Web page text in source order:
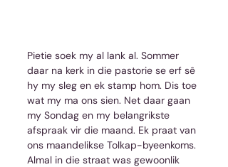
Pietie soek my al lank al. Sommer
daar na kerk in die pastorie se erf sê
hy my sleg en ek stamp hom. Dis toe
wat my ma ons sien. Net daar gaan
my Sondag en my belangrikste
afspraak vir die maand. Ek praat van
ons maandelikse Tolkap-byeenkoms.
Almal in die straat was gewoonlik